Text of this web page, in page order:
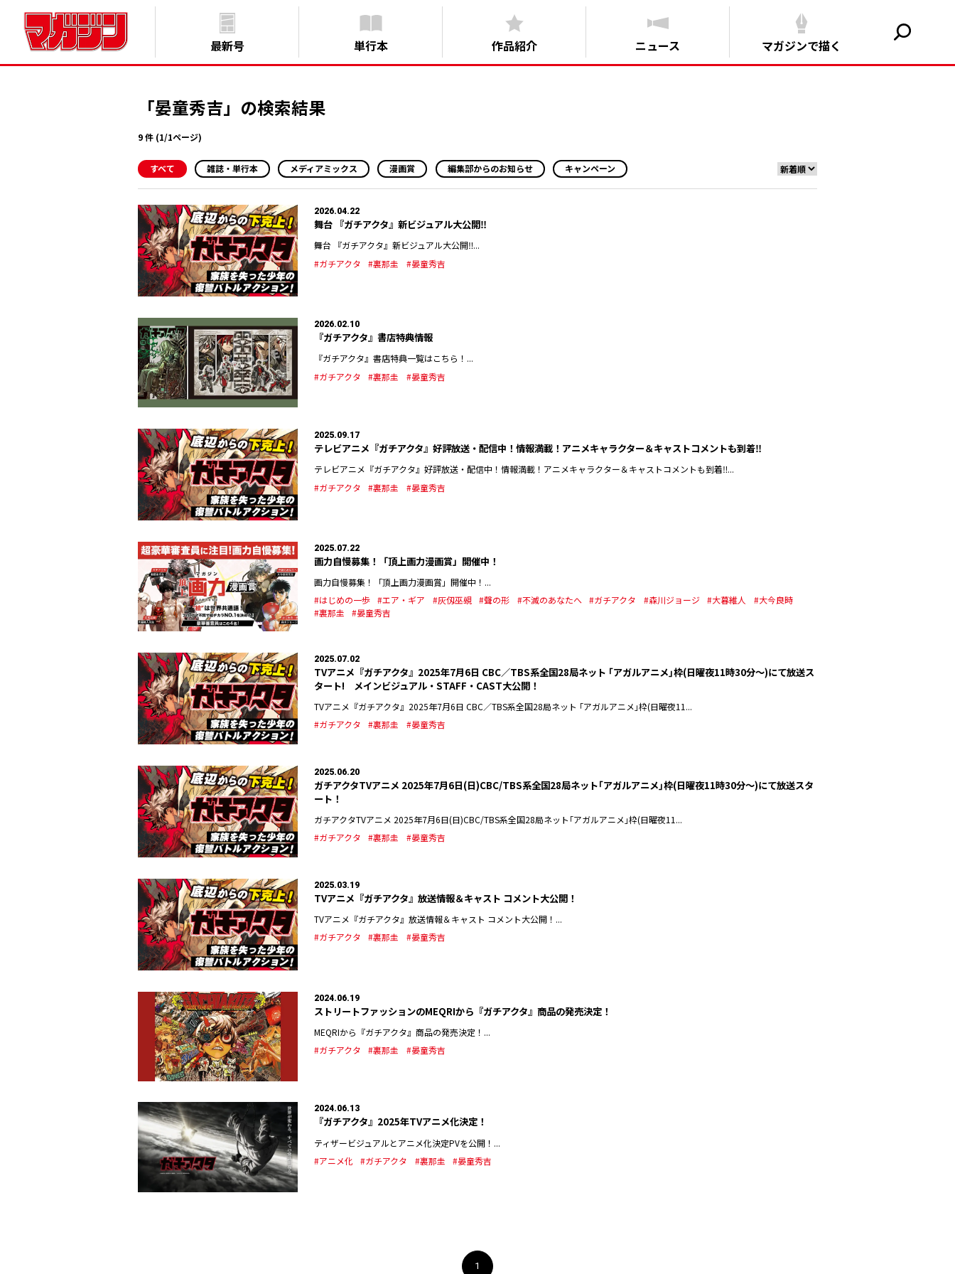
最新号 単行本 作品紹介 ニュース マガジンで描く
「晏童秀吉」の検索結果
9 件 (1/1ページ)
すべて 雑誌・単行本 メディアミックス 漫画賞 編集部からのお知らせ キャンペーン
2026.04.22
舞台 『ガチアクタ』新ビジュアル大公開‼︎
舞台 『ガチアクタ』新ビジュアル大公開‼︎...
#ガチアクタ
#裏那圭 #晏童秀吉
2026.02.10
『ガチアクタ』書店特典情報
『ガチアクタ』書店特典一覧はこちら！...
#ガチアクタ
#裏那圭 #晏童秀吉
2025.09.17
テレビアニメ『ガチアクタ』好評放送・配信中！情報満載！アニメキャラクター＆キャストコメントも到着‼︎
テレビアニメ『ガチアクタ』好評放送・配信中！情報満載！アニメキャラクター＆キャストコメントも到着‼︎...
#ガチアクタ
#裏那圭 #晏童秀吉
2025.07.22
画力自慢募集！「頂上画力漫画賞」開催中！
画力自慢募集！「頂上画力漫画賞」開催中！...
#はじめの一歩
#エア・ギア #灰仭巫覡 #聲の形 #不滅のあなたへ #ガチアクタ #森川ジョージ #大暮維人
#大今良時
#裏那圭
#晏童秀吉
2025.07.02
TVアニメ『ガチアクタ』2025年7月6日 CBC／TBS系全国28局ネット ｢アガルアニメ｣枠(日曜夜11時30分～)にて放送ス
タート! メインビジュアル・STAFF・CAST大公開！
TVアニメ『ガチアクタ』2025年7月6日 CBC／TBS系全国28局ネット ｢アガルアニメ｣枠(日曜夜11...
#ガチアクタ
#裏那圭 #晏童秀吉
2025.06.20
ガチアクタTVアニメ 2025年7月6日(日)CBC/TBS系全国28局ネット｢アガルアニメ｣枠(日曜夜11時30分～)にて放送スタ
ート！
ガチアクタTVアニメ 2025年7月6日(日)CBC/TBS系全国28局ネット｢アガルアニメ｣枠(日曜夜11...
#ガチアクタ
#裏那圭 #晏童秀吉
2025.03.19
TVアニメ『ガチアクタ』放送情報＆キャスト コメント大公開！
TVアニメ『ガチアクタ』放送情報＆キャスト コメント大公開！...
#ガチアクタ
#裏那圭 #晏童秀吉
2024.06.19
ストリートファッションのMEQRIから『ガチアクタ』商品の発売決定！
MEQRIから『ガチアクタ』商品の発売決定！...
#ガチアクタ
#裏那圭 #晏童秀吉
2024.06.13
『ガチアクタ』2025年TVアニメ化決定！
ティザービジュアルとアニメ化決定PVを公開！...
#アニメ化
#ガチアクタ #裏那圭 #晏童秀吉
1